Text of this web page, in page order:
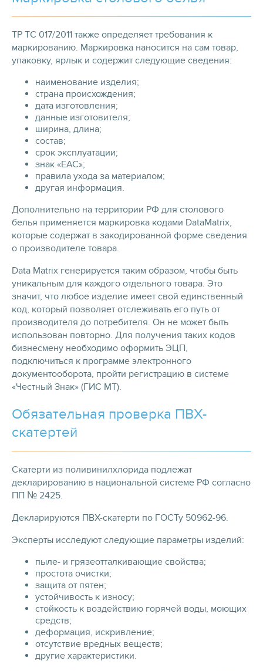
ТР ТС 017/2011 также определяет требования к
маркированию. Маркировка наносится на сам товар,
упаковку, ярлык и содержит следующие сведения:
наименование изделия;
страна происхождения;
дата изготовления;
данные изготовителя;
ширина, длина;
состав;
срок эксплуатации;
знак «EAC»;
правила ухода за материалом;
другая информация.
Дополнительно на территории РФ для столового
белья применяется маркировка кодами DataMatrix,
которые содержат в закодированной форме сведения
о производителе товара.
Data Matrix генерируется таким образом, чтобы быть
уникальным для каждого отдельного товара. Это
значит, что любое изделие имеет свой единственный
код, который позволяет отслеживать его путь от
производителя до потребителя. Он не может быть
использован повторно. Для получения таких кодов
бизнесмену необходимо оформить ЭЦП,
подключиться к программе электронного
документооборота, пройти регистрацию в системе
«Честный Знак» (ГИС МТ).
Обязательная проверка ПВХ-
скатертей
Скатерти из поливинилхлорида подлежат
декларированию в национальной системе РФ согласно
ПП № 2425.
Декларируются ПВХ-скатерти по ГОСТу 50962-96.
Эксперты исследуют следующие параметры изделий:
пыле- и грязеотталкивающие свойства;
простота очистки;
защита от пятен;
устойчивость к износу;
стойкость к воздействию горячей воды, моющих
средств;
деформация, искривление;
отсутствие вредных веществ;
другие характеристики.